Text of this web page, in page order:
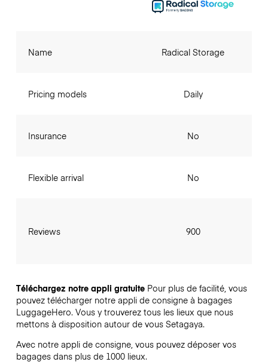
Name
Pricing models
Insurance
Flexible arrival
Reviews
Radical Storage
Daily
No
No
900
Téléchargez notre appli gratuite Pour plus de facilité, vous
pouvez télécharger notre appli de consigne à bagages
LuggageHero. Vous y trouverez tous les lieux que nous
mettons à disposition autour de vous Setagaya.
Avec notre appli de consigne, vous pouvez déposer vos
bagages dans plus de 1000 lieux.